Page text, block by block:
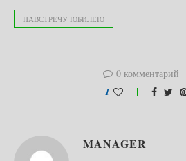
НАВСТРЕЧУ ЮБИЛЕЮ
0 комментарий
1
MANAGER